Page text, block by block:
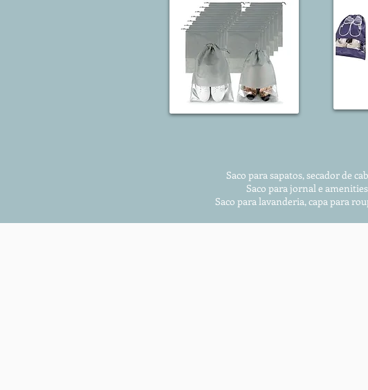
Saco para sapatos, secador de
Saco para jornal e
Saco para lavanderia, capa para